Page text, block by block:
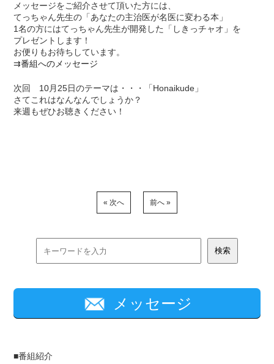
メッセージをご紹介させて頂いた方には、
てっちゃん先生の「あなたの主治医が名医に変わる本」
1名の方にはてっちゃん先生が開発した「しきっチャオ」を
プレゼントします！
お便りもお待ちしています。
⇉番組へのメッセージ
次回 10月25日のテーマは・・・「Honaikude」
さてこれはなんなんでしょうか？
来週もぜひお聴きください！
« 次へ 前へ »
メッセージ
■番組紹介